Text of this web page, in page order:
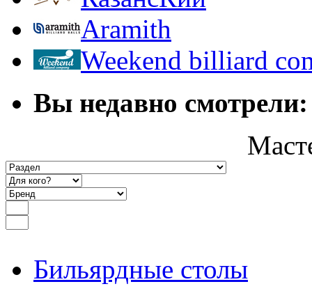
Aramith
Weekend billiard
Вы недавно смотрели:
Бильярдные столы